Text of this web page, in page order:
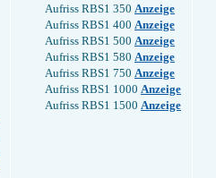
Aufriss RBS1 350 Anzeige
Aufriss RBS1 400 Anzeige
Aufriss RBS1 500 Anzeige
Aufriss RBS1 580 Anzeige
Aufriss RBS1 750 Anzeige
Aufriss RBS1 1000 Anzeige
Aufriss RBS1 1500 Anzeige